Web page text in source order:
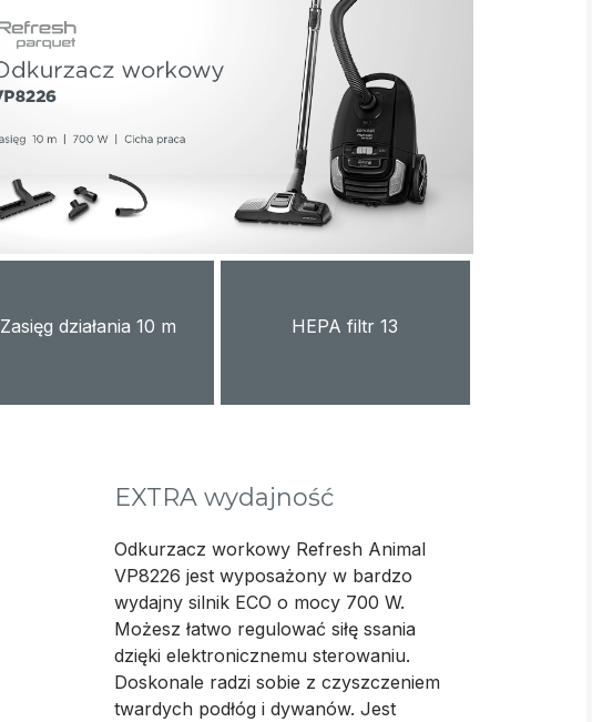
Zasięg działania 10 m HEPA filtr 13
EXTRA wydajność
Odkurzacz workowy Refresh Animal
VP8226 jest wyposażony w bardzo
wydajny silnik ECO o mocy 700 W.
Możesz łatwo regulować siłę ssania
dzięki elektronicznemu sterowaniu.
Doskonale radzi sobie z czyszczeniem
twardych podłóg i dywanów. Jest